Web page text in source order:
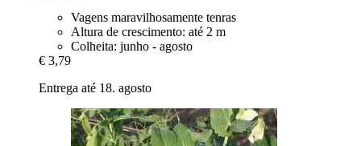
Vagens maravilhosamente tenras
Altura de crescimento: até 2 m
Colheita: junho - agosto
€ 3,79
Entrega até 18. agosto